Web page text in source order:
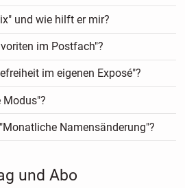
und wie hilft er mir?
im Postfach"?
im eigenen Exposé"?
Modus"?
Namensänderung"?
und Abo